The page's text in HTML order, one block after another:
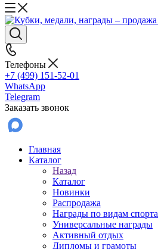
Телефоны
+7 (499) 151-52-01
WhatsApp
Telegram
Заказать звонок
Главная
Каталог
Назад
Каталог
Новинки
Распродажа
Награды по видам спорта
Универсальные награды
Активный отдых
Дипломы и грамоты